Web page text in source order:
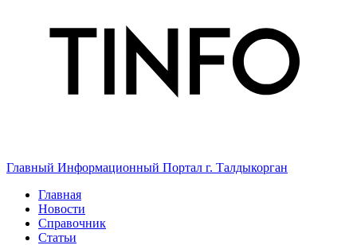
Главный Информационный Портал г. Талдыкорган
Главная
Новости
Справочник
Статьи